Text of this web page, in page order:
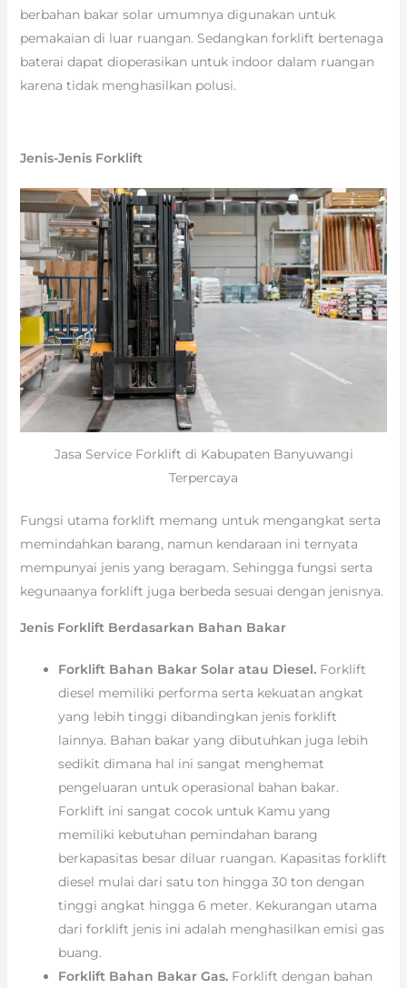
berbahan bakar solar umumnya digunakan untuk
pemakaian di luar ruangan. Sedangkan forklift bertenaga
baterai dapat dioperasikan untuk indoor dalam ruangan
karena tidak menghasilkan polusi.
Jenis-Jenis Forklift
Jasa Service Forklift di Kabupaten Banyuwangi
Terpercaya
Fungsi utama forklift memang untuk mengangkat serta
memindahkan barang, namun kendaraan ini ternyata
mempunyai jenis yang beragam. Sehingga fungsi serta
kegunaanya forklift juga berbeda sesuai dengan jenisnya.
Jenis Forklift Berdasarkan Bahan Bakar
Forklift Bahan Bakar Solar atau Diesel. Forklift
diesel memiliki performa serta kekuatan angkat
yang lebih tinggi dibandingkan jenis forklift
lainnya. Bahan bakar yang dibutuhkan juga lebih
sedikit dimana hal ini sangat menghemat
pengeluaran untuk operasional bahan bakar.
Forklift ini sangat cocok untuk Kamu yang
memiliki kebutuhan pemindahan barang
berkapasitas besar diluar ruangan. Kapasitas forklift
diesel mulai dari satu ton hingga 30 ton dengan
tinggi angkat hingga 6 meter. Kekurangan utama
dari forklift jenis ini adalah menghasilkan emisi gas
buang.
Forklift Bahan Bakar Gas. Forklift dengan bahan